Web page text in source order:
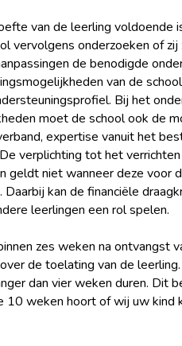
van de leerling voldoende
vervolgens onderzoeken of zij
de benodigde
van de
Bij het
moet de school ook de
expertise vanuit het
verplichting tot het
geldt niet wanneer deze voor
kan de financiële
leerlingen een rol spelen.
zes weken na ontvangst
de toelating van de
dan vier weken duren. Dit
10 weken hoort of wij uw kind